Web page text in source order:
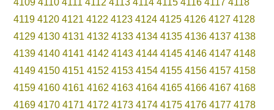
4109 4110 4111 4112 4113 4114 4115 4116 4117 4118
4119 4120 4121 4122 4123 4124 4125 4126 4127 4128
4129 4130 4131 4132 4133 4134 4135 4136 4137 4138
4139 4140 4141 4142 4143 4144 4145 4146 4147 4148
4149 4150 4151 4152 4153 4154 4155 4156 4157 4158
4159 4160 4161 4162 4163 4164 4165 4166 4167 4168
4169 4170 4171 4172 4173 4174 4175 4176 4177 4178